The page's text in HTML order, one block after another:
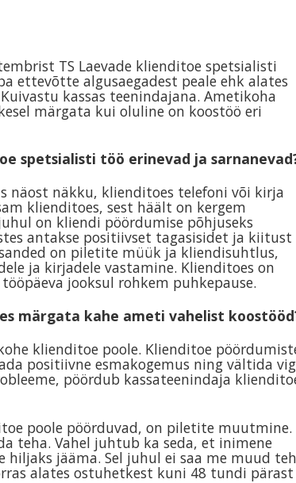
TS Laevade klienditoe spetsialisti
ettevõtte algusaegadest peale ehk alates
kassas teenindajana. Ametikoha
märgata kui oluline on koostöö eri
spetsialisti töö erinevad ja
näost näkku, klienditoes telefoni või kirja
klienditoes, sest häält on kergem
on kliendi pöördumise põhjuseks
antakse positiivset tagasisidet ja kiitust
on piletite müük ja kliendisuhtlus,
ja kirjadele vastamine. Klienditoes on
jooksul rohkem puhkepause.
märgata kahe ameti vahelist
klienditoe poole. Klienditoe
positiivne esmakogemus ning vältida
pöördub kassateenindaja
poole pöörduvad, on piletite muutmine.
teha. Vahel juhtub ka seda, et inimene
jääma. Sel juhul ei saa me muud
alates ostuhetkest kuni 48 tundi pärast